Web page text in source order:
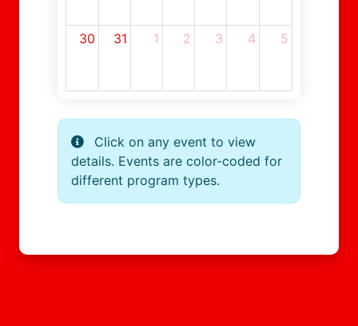
30 31 1 2 3 4 5
Click on any event to view
details. Events are color-coded for
different program types.